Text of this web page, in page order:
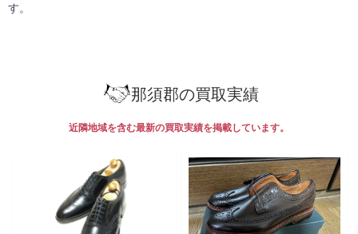
す。
那須郡の買取実績
近隣地域を含む最新の買取実績を掲載しています。